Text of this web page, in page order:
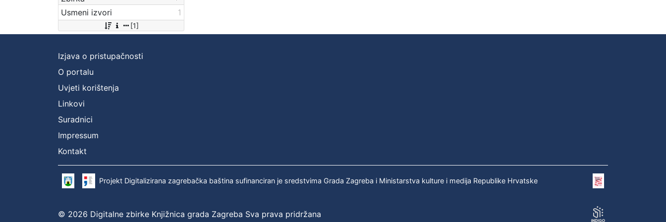
Usmeni izvori
1
[1]
Izjava o pristupačnosti
O portalu
Uvjeti korištenja
Linkovi
Suradnici
Impressum
Kontakt
Projekt Digitalizirana zagrebačka baština sufinanciran je sredstvima Grada Zagreba i Ministarstva kulture i medija Republike Hrvatske
© 2026 Digitalne zbirke Knjižnica grada Zagreba Sva prava pridržana